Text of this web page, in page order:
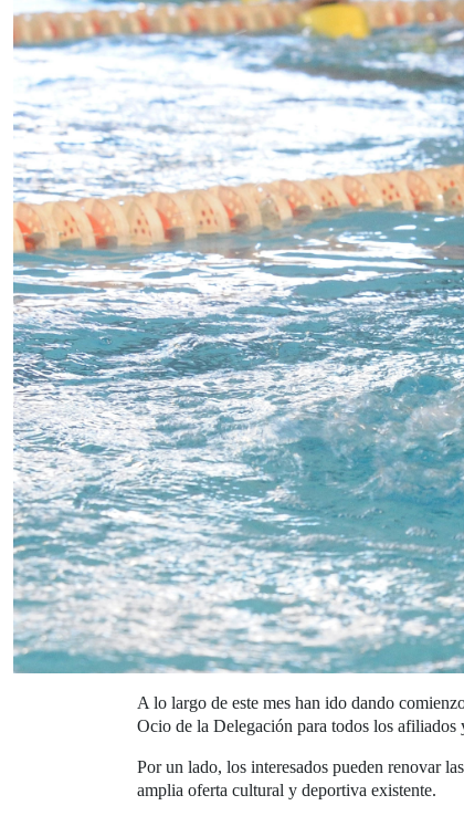
A lo largo de este mes han ido dando
Ocio de la Delegación para todos los afiliados
Por un lado, los interesados pueden renovar
amplia oferta cultural y deportiva existente.